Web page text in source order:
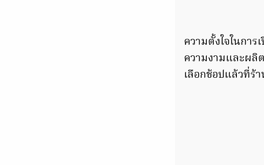
ความตั้งใจในการ
ความงามและผ
เลือกช้อปแล้วที่ร้